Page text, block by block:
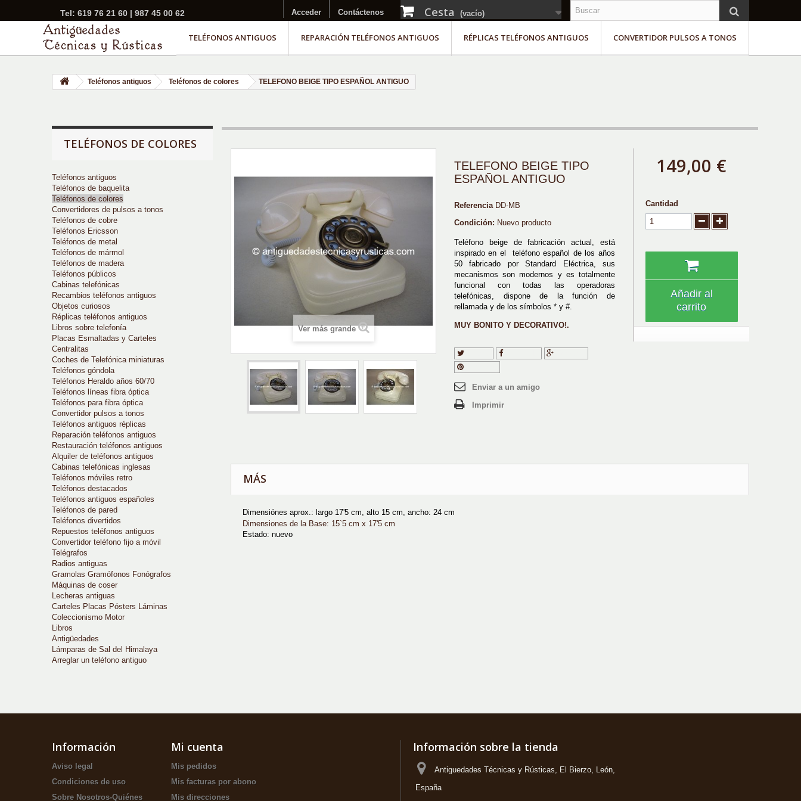
Tel: 619 76 21 60 | 987 45 00 62 Cesta (vacío)
Contáctenos
Acceder
CONVERTIDOR PULSOS A TONOS
RÉPLICAS TELÉFONOS ANTIGUOS
REPARACIÓN TELÉFONOS ANTIGUOS
TELÉFONOS ANTIGUOS
Teléfonos antiguos Teléfonos de colores TELEFONO BEIGE TIPO ESPAÑOL ANTIGUO
TELÉFONOS DE COLORES
Teléfonos antiguos
Teléfonos de baquelita
Teléfonos de colores
Convertidores de pulsos a tonos
Teléfonos de cobre
Teléfonos Ericsson
Teléfonos de metal
Teléfonos de mármol
Teléfonos de madera
Teléfonos públicos
Cabinas telefónicas
Recambios teléfonos antiguos
Objetos curiosos
Réplicas teléfonos antiguos
Libros sobre telefonía
Placas Esmaltadas y Carteles
Centralitas
Coches de Telefónica miniaturas
Teléfonos góndola
Teléfonos Heraldo años 60/70
Teléfonos líneas fibra óptica
Teléfonos para fibra óptica
Convertidor pulsos a tonos
Teléfonos antiguos réplicas
Reparación teléfonos antiguos
Restauración teléfonos antiguos
Alquiler de teléfonos antiguos
Cabinas telefónicas inglesas
Teléfonos móviles retro
Teléfonos destacados
Teléfonos antiguos españoles
Teléfonos de pared
Teléfonos divertidos
Repuestos teléfonos antiguos
Convertidor teléfono fijo a móvil
Telégrafos
Radios antiguas
Gramolas Gramófonos Fonógrafos
Máquinas de coser
Lecheras antiguas
Carteles Placas Pósters Láminas
Coleccionismo Motor
Libros
Antigüedades
Lámparas de Sal del Himalaya
Arreglar un teléfono antiguo
Ver más grande
TELEFONO BEIGE TIPO
ESPAÑOL ANTIGUO
Referencia DD-MB
Condición: Nuevo producto
Teléfono beige de fabricación actual, está
inspirado en el teléfono español de los años
50 fabricado por Standard Eléctrica, sus
mecanismos son modernos y es totalmente
funcional con todas las operadoras
telefónicas, dispone de la función de
rellamada y de los símbolos * y #.
MUY BONITO Y DECORATIVO!.
Tuitear Compartir
Pinterest
Enviar a un amigo
Imprimir
149,00 €
Cantidad
Añadir al
carrito
MÁS
Dimensiónes aprox.: largo 17'5 cm, alto 15 cm, ancho: 24 cm
Dimensiones de la Base: 15`5 cm x 17'5 cm
Estado: nuevo
Información
Aviso legal
Condiciones de uso
Sobre Nosotros-Quiénes
Mi cuenta
Mis pedidos
Mis facturas por abono
Mis direcciones
Información sobre la tienda
Antiguedades Técnicas y Rústicas, El Bierzo, León,
España